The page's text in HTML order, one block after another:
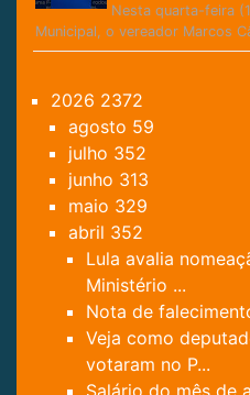
Nesta quarta-feira
Municipal, o vereador Marcos
2026 2372
agosto 59
julho 352
junho 313
maio 329
abril 352
Lula avalia
Ministério ...
Nota de
Veja como
votaram no P...